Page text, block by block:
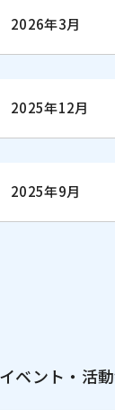
2026年3月
2025年12月
2025年9月
イベント・活